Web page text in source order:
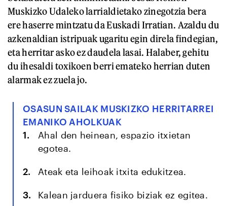
Muskizko Udaleko larrialdietako zinegotzia bera
ere haserre mintzatu da Euskadi Irratian. Azaldu du
azkenaldian istripuak ugaritu egin direla findegian,
eta herritar asko ez daudela lasai. Halaber, gehitu
du ihesaldi toxikoen berri emateko herrian duten
alarmak ez zuela jo.
OSASUN SAILAK MUSKIZKO HERRITARREI
EMANIKO AHOLKUAK
Ahal den heinean, espazio itxietan
egotea.
Ateak eta leihoak itxita edukitzea.
Kalean jarduera fisiko biziak ez egitea.